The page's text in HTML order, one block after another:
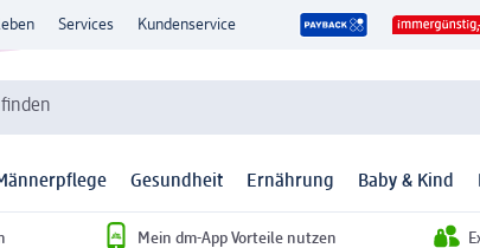
Services Kundenservice
Gesundheit Ernährung Baby & Kind
Mein dm-App Vorteile nutzen